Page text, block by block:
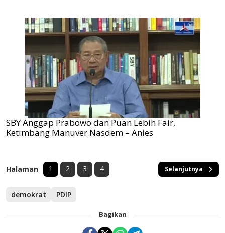
SBY Anggap Prabowo dan Puan Lebih Fair,
Ketimbang Manuver Nasdem – Anies
Halaman 1 2 3 4 Selanjutnya
demokrat PDIP
Bagikan